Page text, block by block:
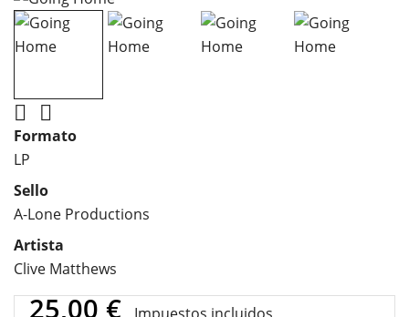
 
Formato
LP
Sello
A-Lone Productions
Artista
Clive Matthews
25,00 €